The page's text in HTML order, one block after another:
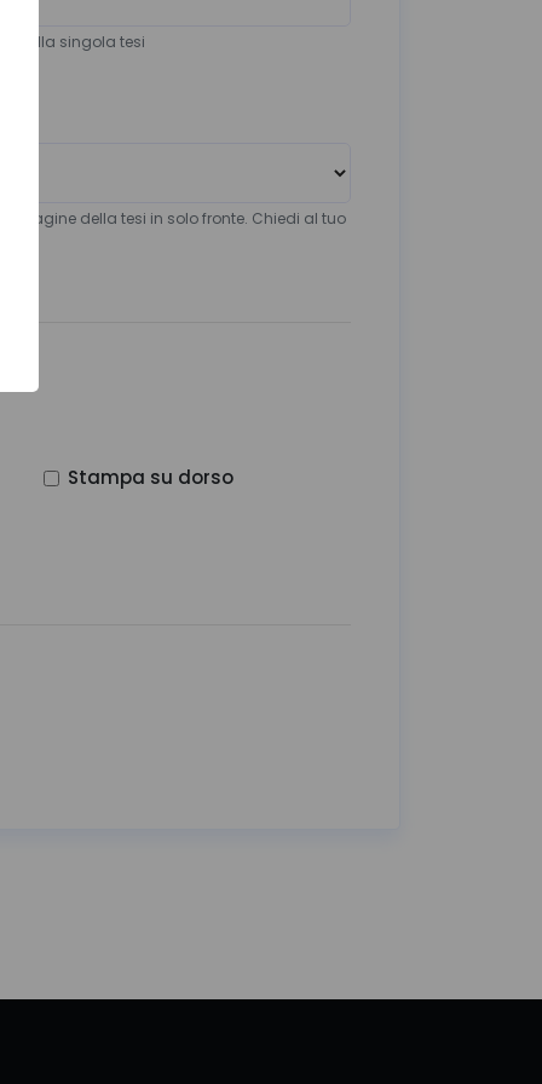
della singola tesi
pagine della tesi in solo fronte. Chiedi al tuo
Stampa su dorso